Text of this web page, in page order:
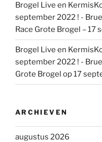
Brogel Live en
september 2022 ! -
Race Grote Brogel – 17
Brogel Live en
september 2022 ! -
Grote Brogel op 17
ARCHIEVEN
augustus 2026